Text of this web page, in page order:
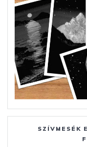
SZÍVMESÉK